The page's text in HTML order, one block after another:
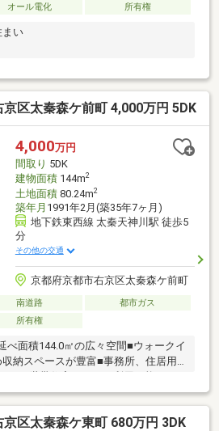
オール電化 所有権
まい
区太秦森ケ前町 4,000万円 5DK
4,000万円
間取り 5DK
建物面積144m2
土地面積80.24m2
築年月 1991年2月(築35年7ヶ月)
地下鉄東西線 太秦天神川駅 徒歩5
分
その他の交通
京都府京都市右京区太秦森ケ前町
南道路
都市ガス
所有権
べ面積144.0㎡の広々空間■ウォークイ
納スペースが豊富■事務所、住居用
駅上部に区役所があり暮らしに便利な
ョッピングセンター徒歩3分と買物
下鉄東西線「太秦天神川」駅まで徒
区太秦森ケ東町 680万円 3DK